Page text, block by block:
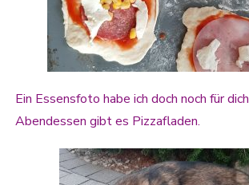
Ein Essensfoto habe ich doch noch für dich
Abendessen gibt es Pizzafladen.